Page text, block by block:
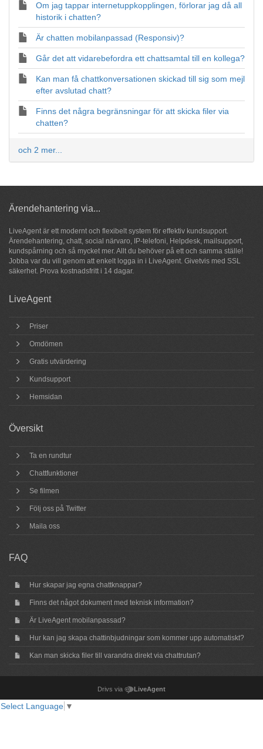
Om jag tappar internetuppkopplingen, förlorar jag då all
historik i chatten?
Är chatten mobilanpassad (Responsiv)?
Går det att vidarebefordra ett chattsamtal till en kollega?
Kan man få chattkonversationen skickad till sig som mejl
efter avslutad chatt?
Finns det några begränsningar för att skicka filer via
chatten?
och 2 mer...
Ärendehantering via...
LiveAgent är ett modernt och flexibelt system för effektiv kundsupport.
Ärendehantering, chatt, social närvaro, IP-telefoni, Helpdesk, mailsupport,
kundspårning och så mycket mer. Allt du behöver på ett och samma ställe!
Jobba var du vill genom att enkelt logga in i LiveAgent. Givetvis med SSL
säkerhet. Prova kostnadsfritt i 14 dagar.
LiveAgent
Priser
Omdömen
Gratis utvärdering
Kundsupport
Hemsidan
Översikt
Ta en rundtur
Chattfunktioner
Se filmen
Följ oss på Twitter
Maila oss
FAQ
Hur skapar jag egna chattknappar?
Finns det något dokument med teknisk information?
Är LiveAgent mobilanpassad?
Hur kan jag skapa chattinbjudningar som kommer upp automatiskt?
Kan man skicka filer till varandra direkt via chattrutan?
Drivs via LiveAgent
Select Language ▼